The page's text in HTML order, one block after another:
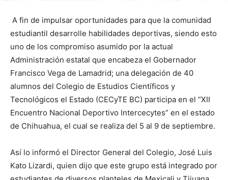
A fin de impulsar oportunidades para que la comunidad
estudiantil desarrolle habilidades deportivas, siendo esto
uno de los compromiso asumido por la actual
Administración estatal que encabeza el Gobernador
Francisco Vega de Lamadrid; una delegación de 40
alumnos del Colegio de Estudios Científicos y
Tecnológicos el Estado (CECyTE BC) participa en el “XII
Encuentro Nacional Deportivo Intercecytes” en el estado
de Chihuahua, el cual se realiza del 5 al 9 de septiembre.
Así lo informó el Director General del Colegio, José Luis
Kato Lizardi, quien dijo que este grupo está integrado por